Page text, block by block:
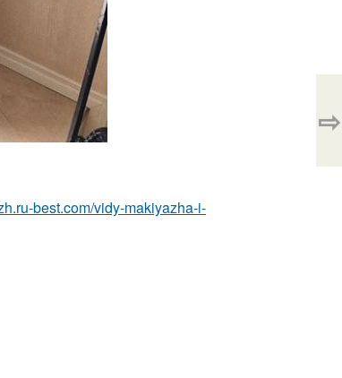
best.com/vidy-makiyazha-i-
⇨